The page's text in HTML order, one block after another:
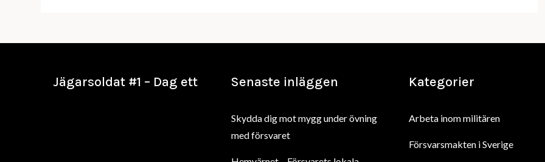
Jägarsoldat #1 – Dag ett Senaste inläggen
Skydda dig mot mygg under övning
med försvaret
Kategorier
Arbeta inom militären
Försvarsmakten i Sverige